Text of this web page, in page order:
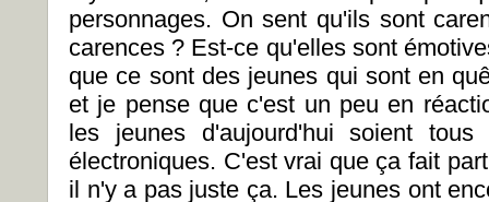
personnages. On sent qu'ils sont
carences ? Est-ce qu'elles sont
que ce sont des jeunes qui sont en
et je pense que c'est un peu en
les jeunes d'aujourd'hui soient
électroniques. C'est vrai que ça fait
il n'y a pas juste ça. Les jeunes ont